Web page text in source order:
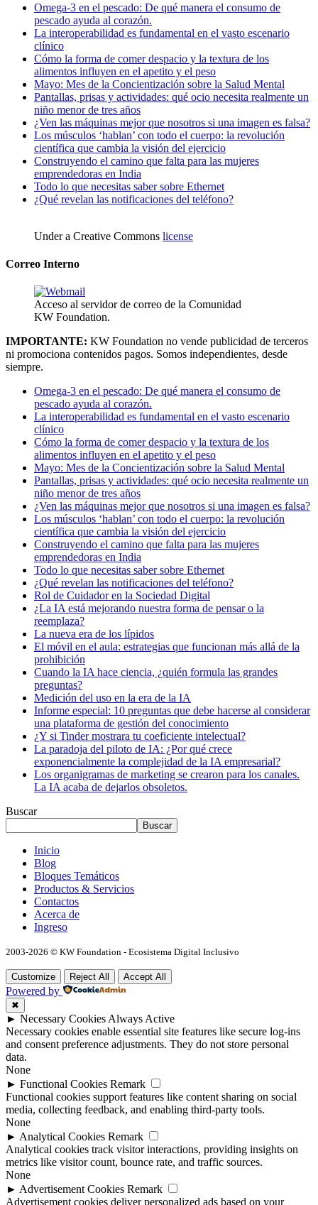
Omega-3 en el pescado: De qué manera el consumo de
pescado ayuda al corazón.
La interoperabilidad es fundamental en el vasto escenario
clínico
Cómo la forma de comer despacio y la textura de los
alimentos influyen en el apetito y el peso
Mayo: Mes de la Concientización sobre la Salud Mental
Pantallas, prisas y actividades: qué ocio necesita realmente un
niño menor de tres años
¿Ven las máquinas mejor que nosotros si una imagen es falsa?
Los músculos ‘hablan’ con todo el cuerpo: la revolución
científica que cambia la visión del ejercicio
Construyendo el camino que falta para las mujeres
emprendedoras en India
Todo lo que necesitas saber sobre Ethernet
¿Qué revelan las notificaciones del teléfono?
Under a Creative Commons license
Correo Interno
Acceso al servidor de correo de la Comunidad
KW Foundation.
IMPORTANTE: KW Foundation no vende publicidad de terceros
ni promociona contenidos pagos. Somos independientes, desde
siempre.
Omega-3 en el pescado: De qué manera el consumo de
pescado ayuda al corazón.
La interoperabilidad es fundamental en el vasto escenario
clínico
Cómo la forma de comer despacio y la textura de los
alimentos influyen en el apetito y el peso
Mayo: Mes de la Concientización sobre la Salud Mental
Pantallas, prisas y actividades: qué ocio necesita realmente un
niño menor de tres años
¿Ven las máquinas mejor que nosotros si una imagen es falsa?
Los músculos ‘hablan’ con todo el cuerpo: la revolución
científica que cambia la visión del ejercicio
Construyendo el camino que falta para las mujeres
emprendedoras en India
Todo lo que necesitas saber sobre Ethernet
¿Qué revelan las notificaciones del teléfono?
Rol de Cuidador en la Sociedad Digital
¿La IA está mejorando nuestra forma de pensar o la
reemplaza?
La nueva era de los lípidos
El móvil en el aula: estrategias que funcionan más allá de la
prohibición
Cuando la IA hace ciencia, ¿quién formula las grandes
preguntas?
Medición del uso en la era de la IA
Informe especial: 10 preguntas que debe hacerse al considerar
una plataforma de gestión del conocimiento
¿Y si Tinder mostrara tu coeficiente intelectual?
La paradoja del piloto de IA: ¿Por qué crece
exponencialmente la complejidad de la IA empresarial?
Los organigramas de marketing se crearon para los canales.
La IA acaba de dejarlos obsoletos.
Buscar
Buscar
Inicio
Blog
Bloques Temáticos
Productos & Servicios
Contactos
Acerca de
Ingreso
2003-2026 © KW Foundation - Ecosistema Digital Inclusivo
Customize Reject All Accept All
Powered by
✖
► Necessary Cookies Always Active
Necessary cookies enable essential site features like secure log-ins
and consent preference adjustments. They do not store personal
data.
None
► Functional Cookies Remark
Functional cookies support features like content sharing on social
media, collecting feedback, and enabling third-party tools.
None
► Analytical Cookies Remark
Analytical cookies track visitor interactions, providing insights on
metrics like visitor count, bounce rate, and traffic sources.
None
► Advertisement Cookies Remark
Advertisement cookies deliver personalized ads based on your